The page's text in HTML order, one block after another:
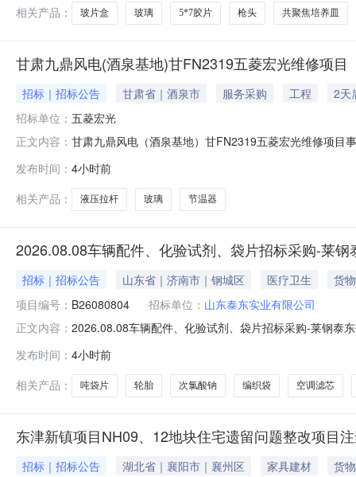
相关产品：
玻片盒 玻璃 5*7胶片 枪头 共聚焦培养皿
甘肃九鼎风电(酒泉基地)甘FN2319五菱宏光维修项目
招标｜招标公告 甘肃省｜酒泉市 服务采购 工程
2天
招标单位： 五菱宏光
正文内容： 甘肃九鼎风电（酒泉基地）甘FN2319五菱宏光维修项目
报价附件：报价截止时间：2026-08-1018:00采购类型
发布时间： 4小时前
相关产品：
液压拉杆 玻璃 节温器
2026.08.08车辆配件、化验试剂、袋片招标采购-莱钢
招标｜招标公告 山东省｜济南市｜钢城区 医疗卫生
货物
项目编号： B26080804 招标单位： 山东泰东实业有限公司
正文内容： 2026.08.08车辆配件、化验试剂、袋片招标采购-莱钢泰
的售后服务响应。2、具有行业主管部门认定的制造商资
量监督检验所检测合格的
发布时间： 4小时前
相关产品：
吨袋片 轮胎 次氯酸钠 编织袋 空调滤芯
东津新镇项目NH09、12地块住宅遗留问题整改项目
招标｜招标公告 湖北省｜襄阳市｜襄州区 家具建材
货物